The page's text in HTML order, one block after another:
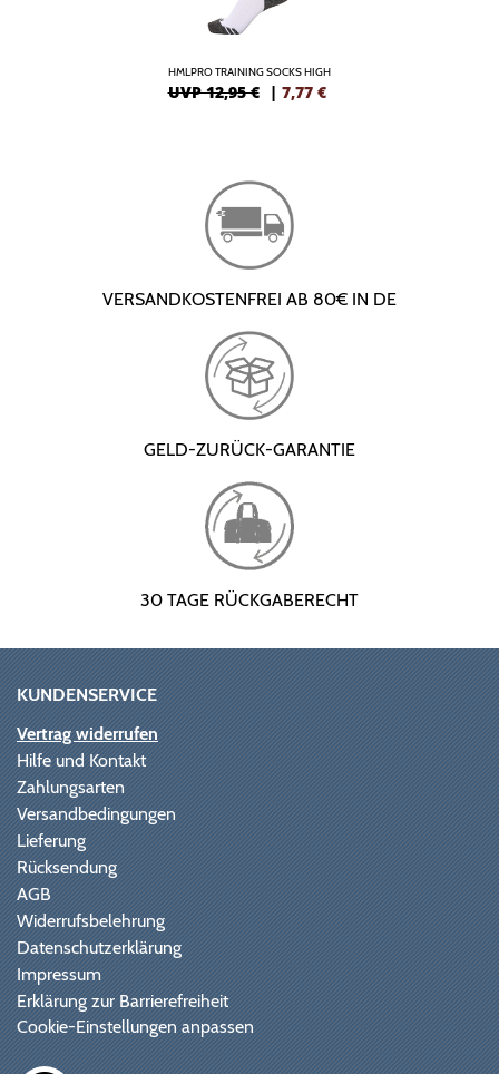
HMLPRO TRAINING SOCKS HIGH
UVP 12,95 € | 7,77 €
VERSANDKOSTENFREI AB 80€ IN DE
GELD-ZURÜCK-GARANTIE
30 TAGE RÜCKGABERECHT
KUNDENSERVICE
Vertrag widerrufen
Hilfe und Kontakt
Zahlungsarten
Versandbedingungen
Lieferung
Rücksendung
AGB
Widerrufsbelehrung
Datenschutzerklärung
Impressum
Erklärung zur Barrierefreiheit
Cookie-Einstellungen anpassen